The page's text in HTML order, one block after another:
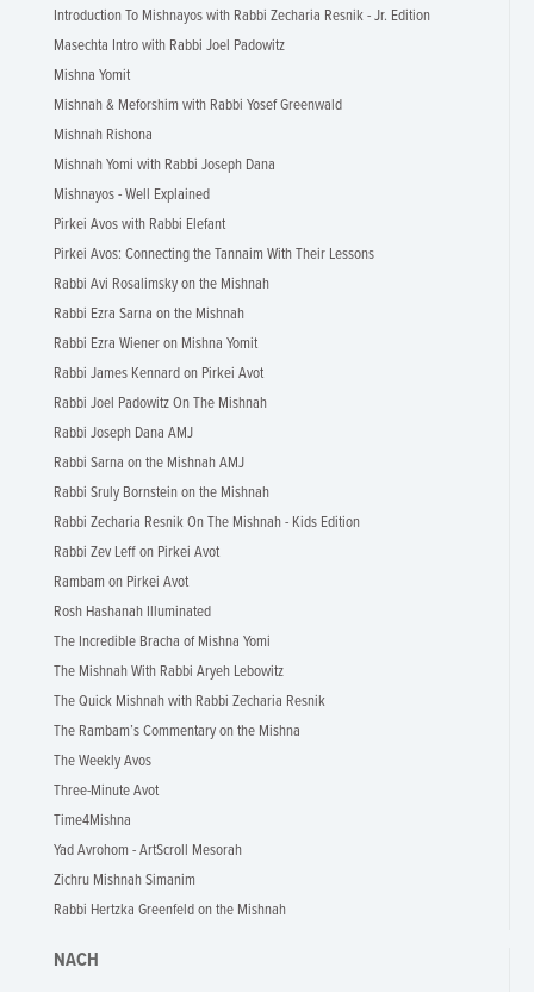
Introduction To Mishnayos with Rabbi Zecharia Resnik - Jr. Edition
Masechta Intro with Rabbi Joel Padowitz
Mishna Yomit
Mishnah & Meforshim with Rabbi Yosef Greenwald
Mishnah Rishona
Mishnah Yomi with Rabbi Joseph Dana
Mishnayos - Well Explained
Pirkei Avos with Rabbi Elefant
Pirkei Avos: Connecting the Tannaim With Their Lessons
Rabbi Avi Rosalimsky on the Mishnah
Rabbi Ezra Sarna on the Mishnah
Rabbi Ezra Wiener on Mishna Yomit
Rabbi James Kennard on Pirkei Avot
Rabbi Joel Padowitz On The Mishnah
Rabbi Joseph Dana AMJ
Rabbi Sarna on the Mishnah AMJ
Rabbi Sruly Bornstein on the Mishnah
Rabbi Zecharia Resnik On The Mishnah - Kids Edition
Rabbi Zev Leff on Pirkei Avot
Rambam on Pirkei Avot
Rosh Hashanah Illuminated
The Incredible Bracha of Mishna Yomi
The Mishnah With Rabbi Aryeh Lebowitz
The Quick Mishnah with Rabbi Zecharia Resnik
The Rambam’s Commentary on the Mishna
The Weekly Avos
Three-Minute Avot
Time4Mishna
Yad Avrohom - ArtScroll Mesorah
Zichru Mishnah Simanim
Rabbi Hertzka Greenfeld on the Mishnah
NACH